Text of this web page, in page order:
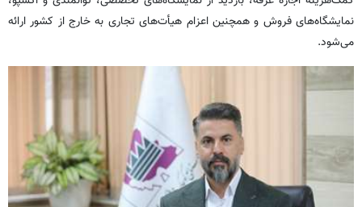
نمایشگاه‌های فروش و همچنین اعزام هیأت‌های تجاری به خارج از کشور ارائه
می‌شود.